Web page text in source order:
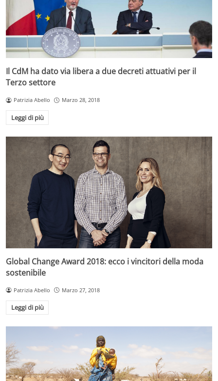
Il CdM ha dato via libera a due decreti attuativi per il
Terzo settore
Patrizia Abello Marzo 28, 2018
Leggi di più
Global Change Award 2018: ecco i vincitori della moda
sostenibile
Patrizia Abello Marzo 27, 2018
Leggi di più